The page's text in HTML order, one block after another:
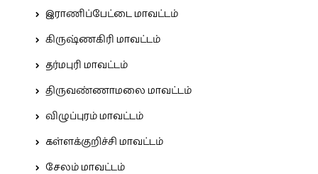
இராணிப்பேட்டை மாவட்டம்
கிருஷ்ணகிரி மாவட்டம்
தர்மபுரி மாவட்டம்
திருவண்ணாமலை மாவட்டம்
விழுப்புரம் மாவட்டம்
கள்ளக்குறிச்சி மாவட்டம்
சேலம் மாவட்டம்